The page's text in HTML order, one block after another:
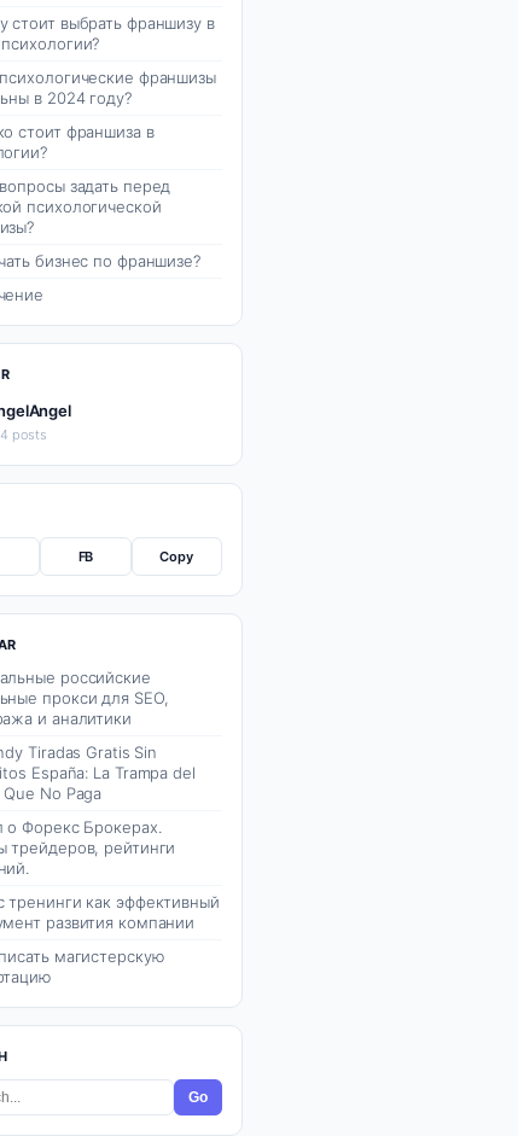
стоит выбрать франшизу в
франшизы
в 2024 году?
стоит франшиза в
задать перед
психологической
бизнес по франшизе?
posts
FB Copy
российские
прокси для SEO,
и аналитики
Tiradas Gratis Sin
España: La Trampa del
Que No Paga
о Форекс Брокерах.
трейдеров, рейтинги
тренинги как эффективный
развития компании
магистерскую
Go